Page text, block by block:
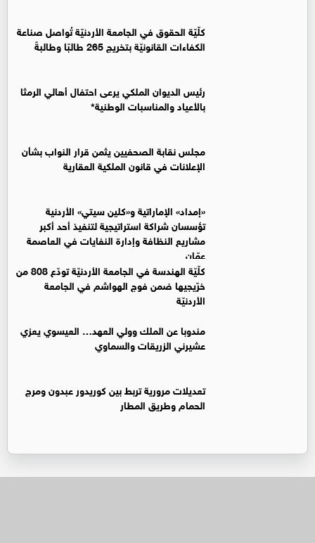
كلّيّة الحقوق في الجامعة الأردنيّة تُواصل صناعة
الكفاءات القانونيّة بتخريج 265 طالبًا وطالبةً
رئيس الديوان الملكي يرعى احتفال أهالي الرمثا
بالأعياد والمناسبات الوطنية*
مجلس نقابة الصحفيين يثمن قرار النواب بشأن
الإعلانات في قانون الملكية العقارية
«إمداد» الإماراتية و«كلين سيتي» الأردنية
تؤسسان شراكة استراتيجية لتنفيذ أحد أكبر
مشاريع النظافة وإدارة النفايات في العاصمة
عمّان
كلّيّة الهندسة في الجامعة الأردنيّة تودّع 808 من
خرّيجيها ضمن فوج الهواشم في الجامعة
الأردنيّة
مندوبا عن الملك وولي العهد… العيسوي يعزي
عشيرني الزريقات والسماوي
تعديلات مرورية تربط بين كوريدور عبدون ومرج
الحمام وطريق المطار